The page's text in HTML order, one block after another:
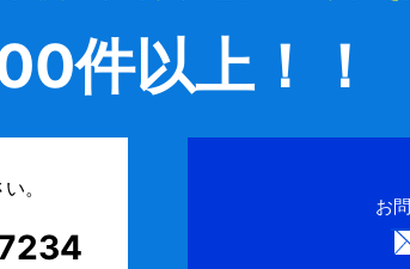
件以上！！
。
お